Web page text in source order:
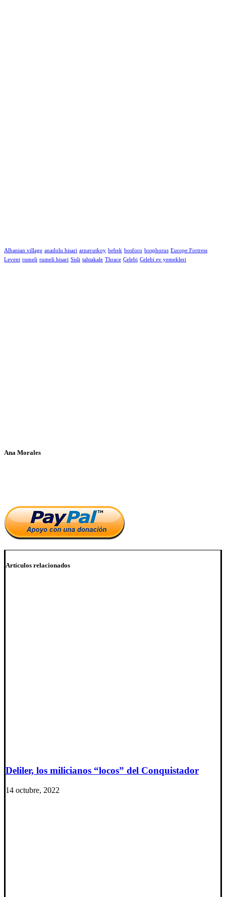
Albanian village anadolu hisari arnavutkoy bebek bosforo bosphorus Europe Fortress
Levent rumeli rumeli hisari Sisli tahtakale Thrace Çelebi Çelebi ev yemekleri
Ana Morales
Artículos relacionados
Deliler, los milicianos “locos” del Conquistador
14 octubre, 2022